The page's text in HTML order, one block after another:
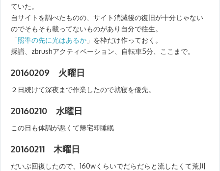
ていた。
自サイトを調べたものの、サイト消滅後の復旧が十分じゃない
のでそもそも載ってないものがあり自分で往生。
「照準の先に光はあるか 」を枠だけ作っておく。
採譜、zbrushアクティベーション、自転車5分、ここまで。
20160209 火曜日
２日続けて深夜まで作業したので就寝を優先。
20160210 水曜日
この日も体調が悪くて帰宅即睡眠
20160211 木曜日
だいぶ回復したので、160wくらいでだらだらと流したくて荒川